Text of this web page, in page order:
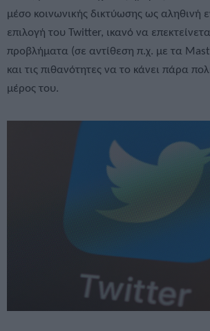
μέσο κοινωνικής δικτύωσης ως αληθινή
επιλογή του Twitter, ικανό να
προβλήματα (σε αντίθεση π.χ. με τα
και τις πιθανότητες να το κάνει πάρα
μέρος του.